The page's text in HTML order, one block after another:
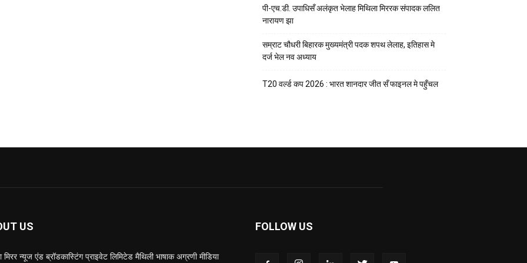
पी-एच.डी. उपाधिसँ अलंकृत भेलाह मिथिला मिररक संपादक ललित
नारायण झा
सम्राट चौधरी बिहारक मुख्यमंत्री पदक शपथ लेलाह, इतिहास मे
दर्ज भेल नव अध्याय
T20 वर्ल्ड कप 2026 : भारत शानदार जीत सँ फाइनल मे पहुँचल
US
मिरर न्यूज एंड ब्रॉडकास्टिंग प्राइवेट लिमिटेड मैथिली भाषाक अग्रणी मीडिया
FOLLOW US